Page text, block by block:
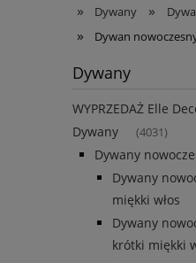
» Dywany »
» Dywan
Dywany
WYPRZEDAŻ Elle
Dywany (4031)
Dywany
Dywany
miękki włos
Dywany
krótki miękki